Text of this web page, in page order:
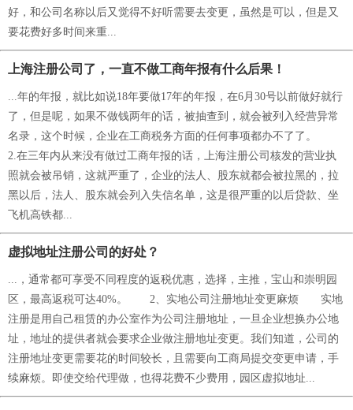
好，和公司名称以后又觉得不好听需要去变更，虽然是可以，但是又
要花费好多时间来重...
上海注册公司了，一直不做工商年报有什么后果！
...年的年报，就比如说18年要做17年的年报，在6月30号以前做好就行
了，但是呢，如果不做钱两年的话，被抽查到，就会被列入经营异常
名录，这个时候，企业在工商税务方面的任何事项都办不了了。
2.在三年内从来没有做过工商年报的话，上海注册公司核发的营业执
照就会被吊销，这就严重了，企业的法人、股东就都会被拉黑的，拉
黑以后，法人、股东就会列入失信名单，这是很严重的以后贷款、坐
飞机高铁都...
虚拟地址注册公司的好处？
...，通常都可享受不同程度的返税优惠，选择，主推，宝山和崇明园
区，最高返税可达40%。 2、实地公司注册地址变更麻烦 实地
注册是用自己租赁的办公室作为公司注册地址，一旦企业想换办公地
址，地址的提供者就会要求企业做注册地址变更。我们知道，公司的
注册地址变更需要花的时间较长，且需要向工商局提交变更申请，手
续麻烦。即使交给代理做，也得花费不少费用，园区虚拟地址...